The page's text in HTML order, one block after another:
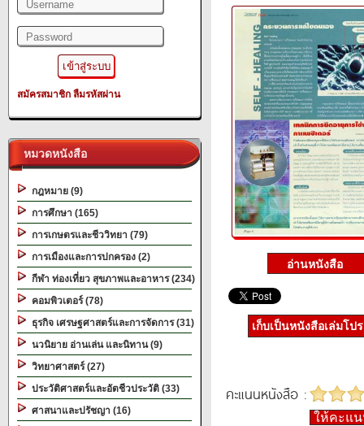
สมัครสมาชิก ลืมรหัสผ่าน
หมวดหนังสือ
กฎหมาย (9)
การศึกษา (165)
การเกษตรและชีววิทยา (79)
การเมืองและการปกครอง (2)
กีฬา ท่องเที่ยว สุขภาพและอาหาร (234)
คอมพิวเตอร์ (78)
ธุรกิจ เศรษฐศาสตร์และการจัดการ (31)
นวนิยาย อ่านเล่น และนิทาน (9)
วิทยาศาสตร์ (27)
ประวัติศาสตร์และอัตชีวประวัติ (33)
ศาสนาและปรัชญา (16)
เก็บเป็นหนังสือเล่มโป
คะแนนหนังสือ :
ให้คะแ